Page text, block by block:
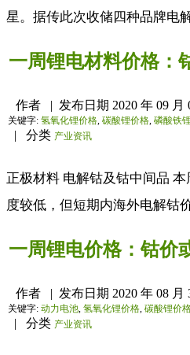
星。据传此次收储四种品牌电
一周锂电材料价格：
作者 | 发布日期 2020 年 09 月
关键字: 氢氧化锂价格, 碳酸锂价格, 磷酸铁
| 分类 产业资讯
正极材料 电解钴及钴中间品
度较低，但短期内海外电解钴
一周锂电价格：钴价
作者 | 发布日期 2020 年 08 月
关键字: 动力电池, 氢氧化锂价格, 碳酸锂价
| 分类 产业资讯